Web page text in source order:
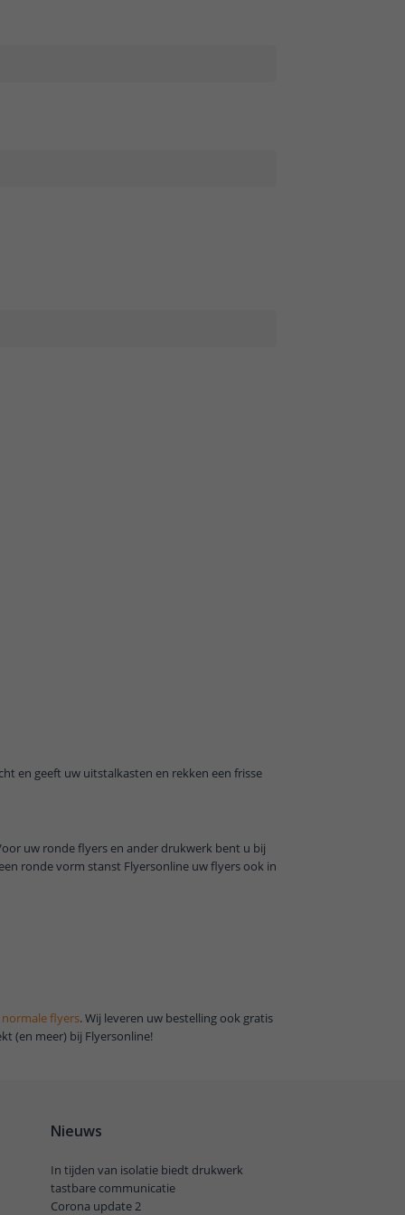
en geeft uw uitstalkasten en rekken een frisse
uw ronde flyers en ander drukwerk bent u bij
ronde vorm stanst Flyersonline uw flyers ook in
normale flyers. Wij leveren uw bestelling ook gratis
(en meer) bij Flyersonline!
Nieuws
In tijden van isolatie biedt drukwerk
tastbare communicatie
Corona update 2